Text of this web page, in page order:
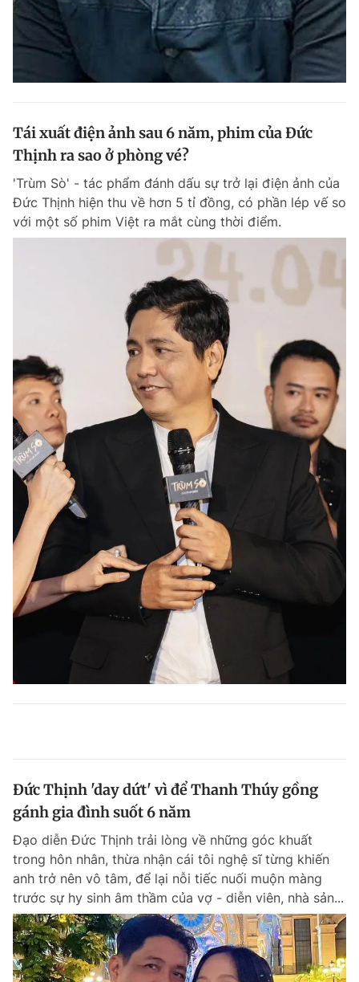
Tái xuất điện ảnh sau 6 năm, phim của Đức
Thịnh ra sao ở phòng vé?
'Trùm Sò' - tác phẩm đánh dấu sự trở lại điện ảnh của
Đức Thịnh hiện thu về hơn 5 tỉ đồng, có phần lép vế so
với một số phim Việt ra mắt cùng thời điểm.
Đức Thịnh 'day dứt' vì để Thanh Thúy gồng
gánh gia đình suốt 6 năm
Đạo diễn Đức Thịnh trải lòng về những góc khuất
trong hôn nhân, thừa nhận cái tôi nghệ sĩ từng khiến
anh trở nên vô tâm, để lại nỗi tiếc nuối muộn màng
trước sự hy sinh âm thầm của vợ - diễn viên, nhà sản...